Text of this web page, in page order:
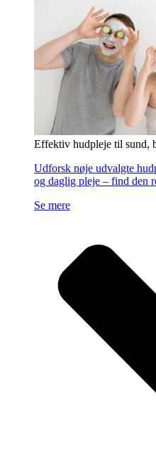
Effektiv hudpleje til sund,
Udforsk nøje udvalgte
og daglig pleje – find den
Se mere